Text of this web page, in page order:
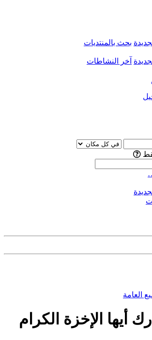
بحث بالمنتديات
آخر النشاطات
العامة
أيها الإخزة الكرام